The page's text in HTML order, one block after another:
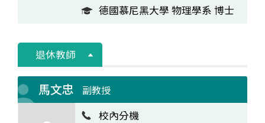
德國慕尼黑大學 物理學系 博士
退休教師
馬文忠 副教授
校內分機